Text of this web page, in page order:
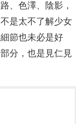
、色澤、陰影，
是太不了解少女
節也未必是好
分，也是見仁見